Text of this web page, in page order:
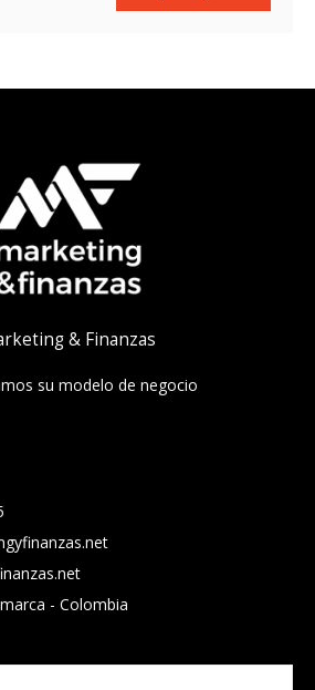
& Finanzas
su modelo de negocio
- Colombia